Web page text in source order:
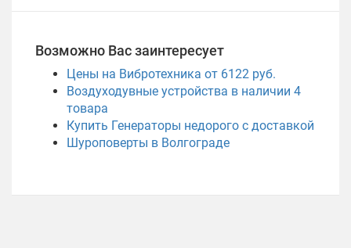
Возможно Вас заинтересует
Цены на Вибротехника от 6122 руб.
Воздуходувные устройства в наличии 4
товара
Купить Генераторы недорого с доставкой
Шуроповерты в Волгограде